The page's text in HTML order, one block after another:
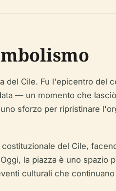
Cile. Fu l'epicentro del
— un momento che
sforzo per ripristinare
del Cile,
la piazza è uno spazio
culturali che